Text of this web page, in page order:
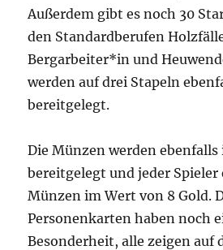
Außerdem gibt es noch 30
den Standardberufen
Bergarbeiter*in und
werden auf drei Stapeln
bereitgelegt.
Die Münzen werden
bereitgelegt und jeder
Münzen im Wert von 8 Gold.
Personenkarten haben noch
Besonderheit, alle zeigen auf